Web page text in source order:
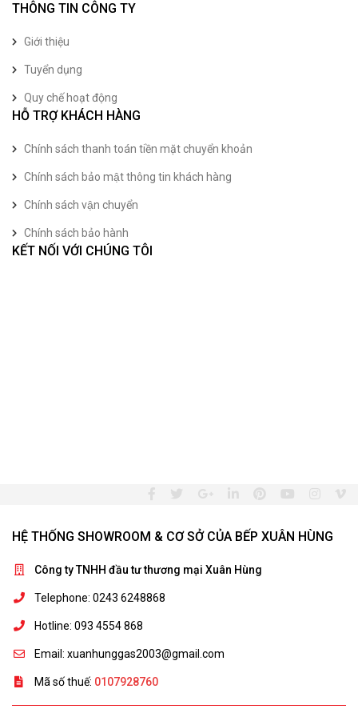
THÔNG TIN CÔNG TY
Giới thiệu
Tuyển dụng
Quy chế hoạt động
HỖ TRỢ KHÁCH HÀNG
Chính sách thanh toán tiền mặt chuyển khoản
Chính sách bảo mật thông tin khách hàng
Chính sách vận chuyển
Chính sách bảo hành
KẾT NỐI VỚI CHÚNG TÔI
HỆ THỐNG SHOWROOM & CƠ SỞ CỦA BẾP XUÂN HÙNG
Công ty TNHH đầu tư thương mại Xuân Hùng
Telephone: 0243 6248868
Hotline: 093 4554 868
Email: xuanhunggas2003@gmail.com
Mã số thuế: 0107928760